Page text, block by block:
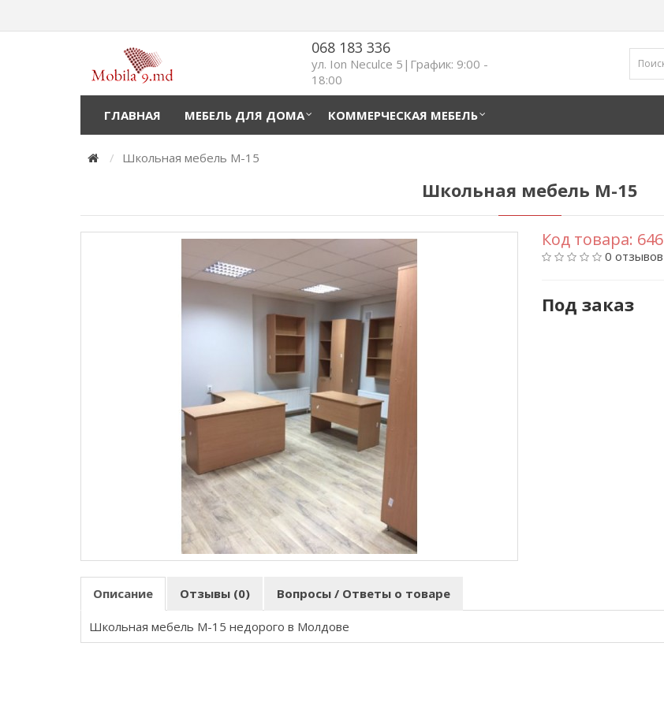
068 183 336
ул. Ion Neculce 5|График: 9:00 -
18:00
ГЛАВНАЯ МЕБЕЛЬ ДЛЯ ДОМА КОММЕРЧЕСКАЯ МЕБЕЛЬ
Школьная мебель М-15
Школьная мебель М-15
Код товара: 646
0 отзывов
Под заказ
Описание Отзывы (0) Вопросы / Ответы о товаре
Школьная мебель М-15 недорого в Молдове